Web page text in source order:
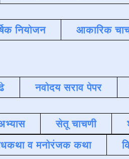
नियोजन आकारिक
नवोदय सराव पेपर
सेतू चाचणी
व मनोरंजक कथा